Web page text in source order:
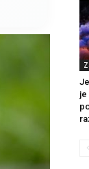
je